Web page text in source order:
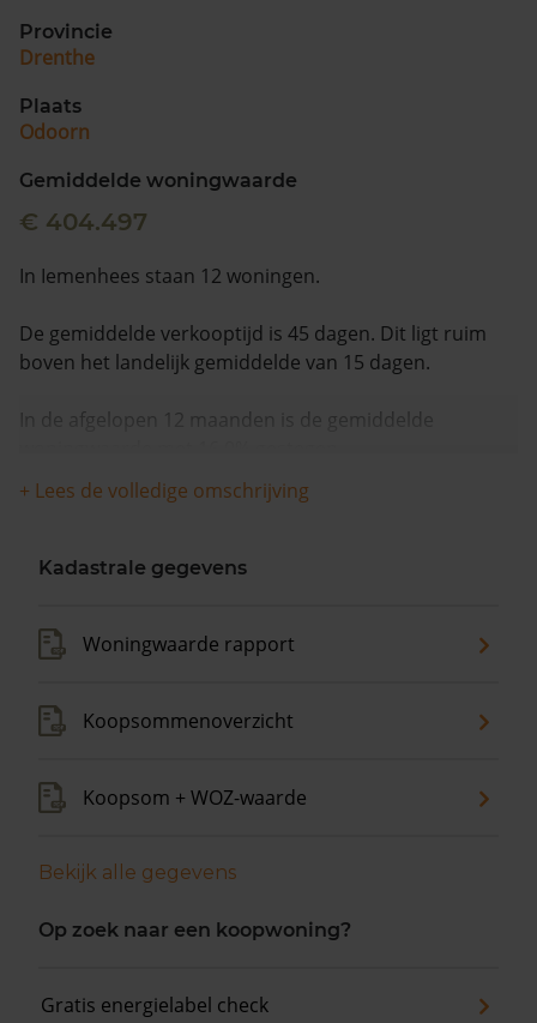
Provincie
Drenthe
Plaats
Odoorn
Gemiddelde woningwaarde
€ 404.497
In Iemenhees staan 12 woningen.
De gemiddelde verkooptijd is 45 dagen. Dit ligt ruim
boven het landelijk gemiddelde van 15 dagen.
In de afgelopen 12 maanden is de gemiddelde
+ Lees de volledige omschrijving
Kadastrale gegevens
Woningwaarde rapport
Koopsommenoverzicht
Koopsom + WOZ-waarde
Bekijk alle gegevens
Op zoek naar een koopwoning?
Gratis energielabel check